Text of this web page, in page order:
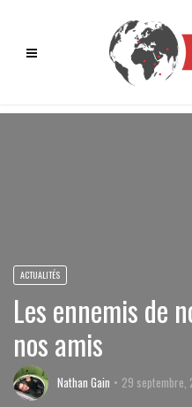
ACTUALITÉS
Les ennemis de
nos amis
Nathan Gain 29 septembre,